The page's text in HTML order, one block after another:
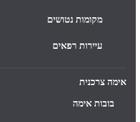
מקומות נטושים
עיירות רפאים
אימה צרכנית
בובות אימה